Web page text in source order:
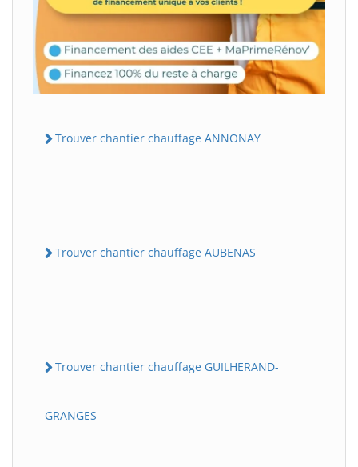
Trouver chantier chauffage ANNONAY
Trouver chantier chauffage AUBENAS
Trouver chantier chauffage GUILHERAND-
GRANGES